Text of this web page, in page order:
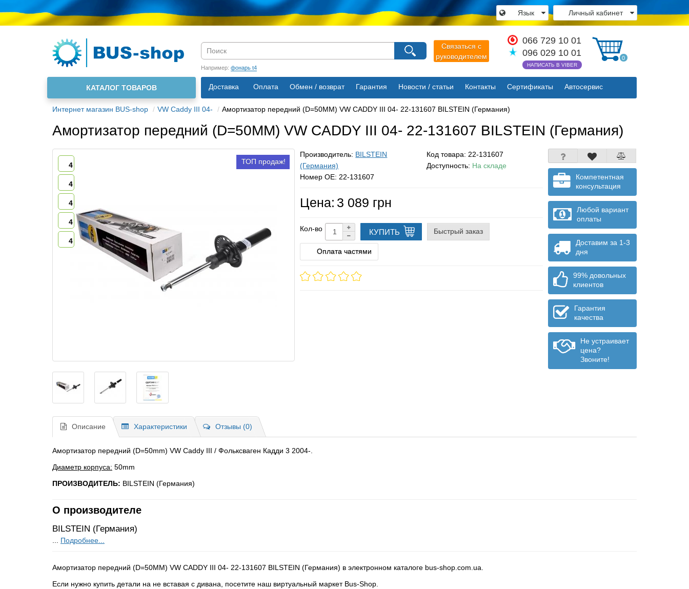
Личный кабинет
Язык
Связаться с
руководителем
066 729 10 01
096 029 10 01
НАПИСАТЬ В VIBER
0
Например: фонарь t4
Доставка Оплата Обмен / возврат Гарантия Новости / статьи Контакты Сертификаты Автосервис
О нас
КАТАЛОГ ТОВАРОВ
Интернет магазин BUS-shop VW Caddy III 04- Амортизатор передний (D=50MM) VW CADDY III 04- 22-131607 BILSTEIN (Германия)
×
Язык магазина
Выберите пожалуйста язык магазина
Русский
Українська
Закрыть
Амортизатор передний (D=50MM) VW CADDY III 04- 22-131607 BILSTEIN (Германия)
ТОП продаж!
4
4
4
4
4
Производитель: BILSTEIN
(Германия)
Код товара: 22-131607
Доступность: На складе
Номер OE: 22-131607
Цена: 3 089 грн
Кол-во КУПИТЬ Быстрый заказ
Оплата частями
Компетентная
консультация
Любой вариант
оплаты
Доставим за 1-3
дня
99% довольных
клиентов
Гарантия
качества
Не устраивает
цена?
Звоните!
Описание Характеристики Отзывы (0)
Амортизатор передний (D=50mm) VW Caddy III / Фольксваген Кадди 3 2004-.
Диаметр корпуса: 50mm
ПРОИЗВОДИТЕЛЬ: BILSTEIN (Германия)
О производителе
BILSTEIN (Германия)
... Подробнее...
Амортизатор передний (D=50MM) VW CADDY III 04- 22-131607 BILSTEIN (Германия) в электронном каталоге bus-shop.com.ua.
Если нужно купить детали на не вставая с дивана, посетите наш виртуальный маркет Bus-Shop.